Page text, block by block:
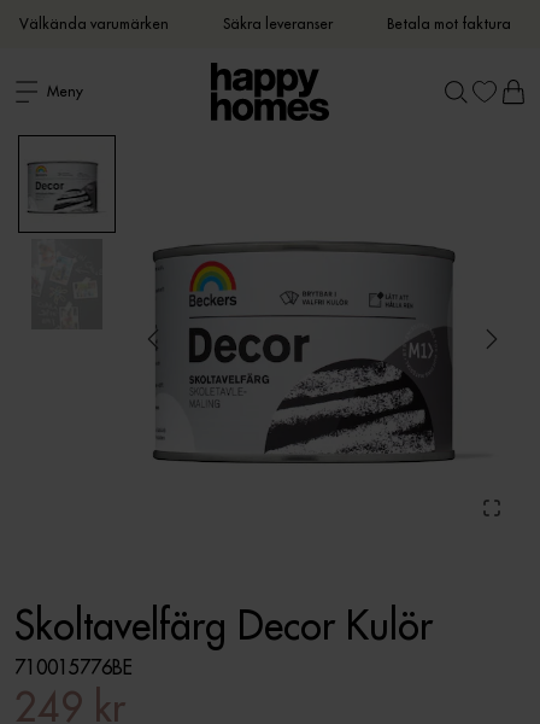
Välkända varumärken Säkra leveranser Betala mot faktura
Meny
Skoltavelfärg Decor Kulör
710015776BE
249 kr